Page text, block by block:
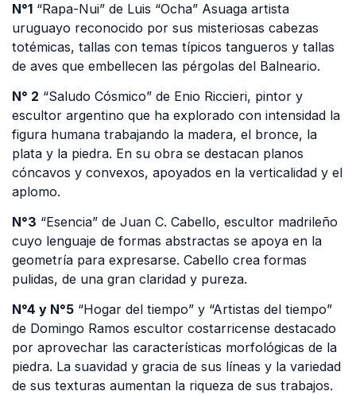
N°1 “Rapa-Nui” de Luis “Ocha” Asuaga artista
uruguayo reconocido por sus misteriosas cabezas
totémicas, tallas con temas típicos tangueros y tallas
de aves que embellecen las pérgolas del Balneario.
N° 2 “Saludo Cósmico” de Enio Riccieri, pintor y
escultor argentino que ha explorado con intensidad la
figura humana trabajando la madera, el bronce, la
plata y la piedra. En su obra se destacan planos
cóncavos y convexos, apoyados en la verticalidad y el
aplomo.
N°3 “Esencia” de Juan C. Cabello, escultor madrileño
cuyo lenguaje de formas abstractas se apoya en la
geometría para expresarse. Cabello crea formas
pulidas, de una gran claridad y pureza.
N°4 y N°5 “Hogar del tiempo” y “Artistas del tiempo”
de Domingo Ramos escultor costarricense destacado
por aprovechar las características morfológicas de la
piedra. La suavidad y gracia de sus líneas y la variedad
de sus texturas aumentan la riqueza de sus trabajos.